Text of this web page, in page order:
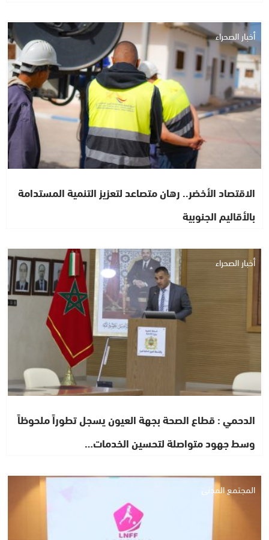
أخبار الصحراء
الاقتصاد الأخضر.. رهان متصاعد لتعزيز التنمية المستدامة
بالأقاليم الجنوبية
أخبار الصحراء
الدحمي : قطاع الصحة بجهة العيون يسجل تطوراً ملحوظاً
وسط جهود متواصلة لتحسين الخدمات…
المجتمع المدني